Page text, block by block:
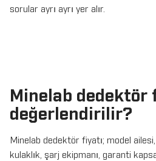
sorular ayrı ayrı yer alır.
Minelab dedektör
değerlendirilir?
Minelab dedektör fiyatı; model
kulaklık, şarj ekipmanı, garanti